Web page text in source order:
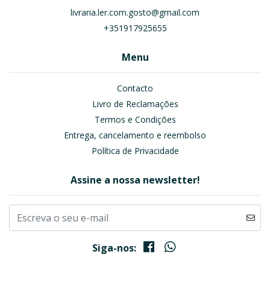
livraria.ler.com.gosto@gmail.com
+351917925655
Menu
Contacto
Livro de Reclamações
Termos e Condições
Entrega, cancelamento e reembolso
Política de Privacidade
Assine a nossa newsletter!
Siga-nos: